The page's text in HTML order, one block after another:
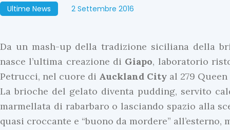
Ultime News 2 Settembre 2016
Da un mash-up della tradizione siciliana della
nasce l’ultima creazione di Giapo, laboratorio
Petrucci, nel cuore di Auckland City al 279
La brioche del gelato diventa pudding, servito
marmellata di rabarbaro o lasciando spazio alla
quasi croccante e “buono da mordere” all’esterno,